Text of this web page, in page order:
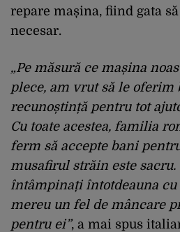
repare mașina, fiind gata
necesar.
„Pe măsură ce mașina
plece, am vrut să le oferim
recunoștință pentru tot
Cu toate acestea, familia
ferm să accepte bani
musafirul străin este sacru.
întâmpinați întotdeauna cu
mereu un fel de mâncare
pentru ei”, a mai spus